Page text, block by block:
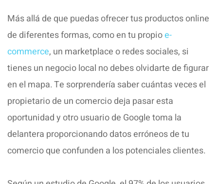
Más allá de que puedas ofrecer tus productos online
de diferentes formas, como en tu propioe-
commerce, un marketplace o redes sociales, si
tienes un negocio local no debes olvidarte de figurar
en el mapa. Te sorprendería saber cuántas veces el
propietario de un comercio deja pasar esta
oportunidad y otro usuario de Google toma la
delantera proporcionando datos erróneos de tu
comercio que confunden a los potenciales clientes.